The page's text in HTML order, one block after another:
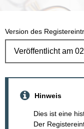
Version des
Hinweis
Dies ist eine
Der